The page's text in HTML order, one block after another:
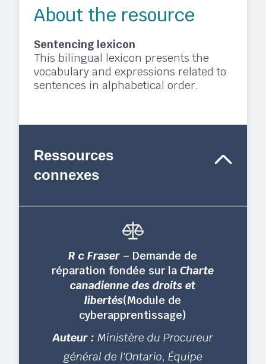
About the resource
Sentencing lexicon
This bilingual lexicon presents the
vocabulary and expressions related to
sentences in alphabetical order.
Ressources
connexes
R c Fraser – Demande de
réparation fondée sur laCharte
canadienne des droits et
libertés(Module de
cyberapprentissage)
Auteur : Ministère du Procureur
général de l'Ontario, Équipe